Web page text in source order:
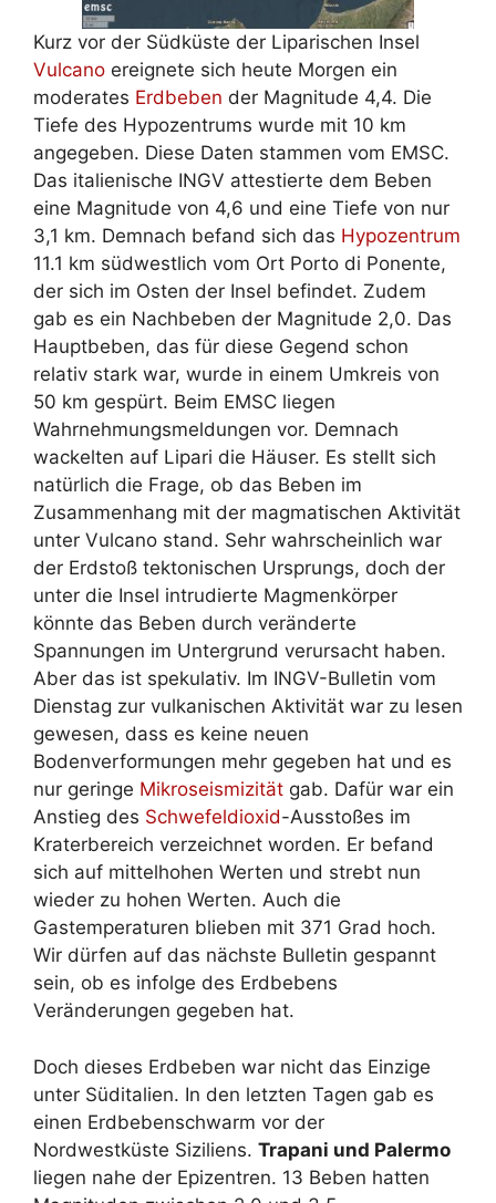
Kurz vor der Südküste der Liparischen Insel
Vulcano ereignete sich heute Morgen ein
moderates Erdbeben der Magnitude 4,4. Die
Tiefe des Hypozentrums wurde mit 10 km
angegeben. Diese Daten stammen vom EMSC.
Das italienische INGV attestierte dem Beben
eine Magnitude von 4,6 und eine Tiefe von nur
3,1 km. Demnach befand sich das Hypozentrum
11.1 km südwestlich vom Ort Porto di Ponente,
der sich im Osten der Insel befindet. Zudem
gab es ein Nachbeben der Magnitude 2,0. Das
Hauptbeben, das für diese Gegend schon
relativ stark war, wurde in einem Umkreis von
50 km gespürt. Beim EMSC liegen
Wahrnehmungsmeldungen vor. Demnach
wackelten auf Lipari die Häuser. Es stellt sich
natürlich die Frage, ob das Beben im
Zusammenhang mit der magmatischen Aktivität
unter Vulcano stand. Sehr wahrscheinlich war
der Erdstoß tektonischen Ursprungs, doch der
unter die Insel intrudierte Magmenkörper
könnte das Beben durch veränderte
Spannungen im Untergrund verursacht haben.
Aber das ist spekulativ. Im INGV-Bulletin vom
Dienstag zur vulkanischen Aktivität war zu lesen
gewesen, dass es keine neuen
Bodenverformungen mehr gegeben hat und es
nur geringe Mikroseismizität gab. Dafür war ein
Anstieg des Schwefeldioxid-Ausstoßes im
Kraterbereich verzeichnet worden. Er befand
sich auf mittelhohen Werten und strebt nun
wieder zu hohen Werten. Auch die
Gastemperaturen blieben mit 371 Grad hoch.
Wir dürfen auf das nächste Bulletin gespannt
sein, ob es infolge des Erdbebens
Veränderungen gegeben hat.
Doch dieses Erdbeben war nicht das Einzige
unter Süditalien. In den letzten Tagen gab es
einen Erdbebenschwarm vor der
Nordwestküste Siziliens. Trapani und Palermo
liegen nahe der Epizentren. 13 Beben hatten